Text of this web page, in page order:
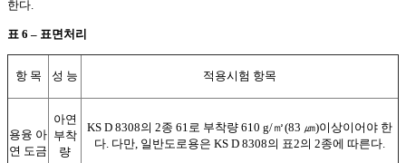
한다.
표 6 – 표면처리
항 목 성 능 적용시험 항목
용융 아
연 도금
아연
부착
량
KS D 8308의 2종 61로 부착량 610 g/㎡(83 ㎛)이상이어야 한
다. 다만, 일반도로용은 KS D 8308의 표2의 2종에 따른다.